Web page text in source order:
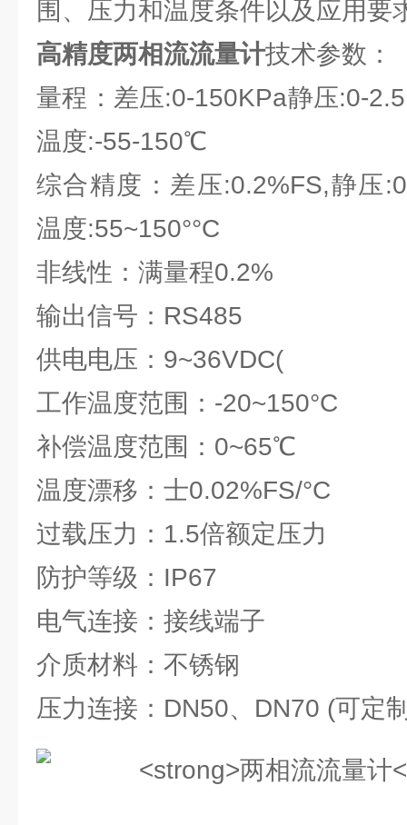
围、压力和温度条件以及应用要
高精度两相流流量计技术参数：
量程：差压:0-150KPa静压:0-
温度:-55-150℃
综合精度：差压:0.2%FS,静压
温度:55~150°°C
非线性：满量程0.2%
输出信号：RS485
供电电压：9~36VDC(
工作温度范围：-20~150°C
补偿温度范围：0~65℃
温度漂移：士0.02%FS/°C
过载压力：1.5倍额定压力
防护等级：IP67
电气连接：接线端子
介质材料：不锈钢
压力连接：DN50、DN70 (可定